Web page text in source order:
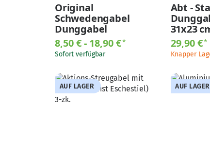
Original
Schwedengabel
Dunggabel
8,50 € - 18,90 €*
Sofort verfügbar
Abt -
31x23
29,90 €*
Knapper
AUF LAGER AUF LAGER